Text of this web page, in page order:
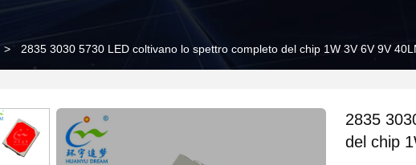
> 2835 3030 5730 LED coltivano lo spettro completo del chip 1W 3V 6V 9V
2835
del chip